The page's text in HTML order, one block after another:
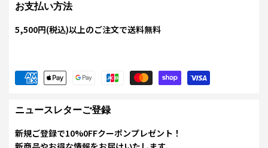
お支払い方法
5,500円(税込)以上のご注文で送料無料
ニュースレターご登録
新規ご登録で10%0FFクーポンプレゼント！